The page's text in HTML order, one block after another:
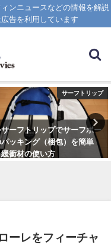
ンニュースなどの情報を解説
告を利用しています
サーフトリップ
ーフトリップでサーフボー
パッキング（梱包）を簡単
緩衝材の使い方
ーレをフィーチャ